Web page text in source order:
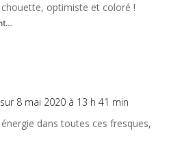
chouette, optimiste et coloré !
sur 8 mai 2020 à 13 h 41 min
dans toutes ces fresques,